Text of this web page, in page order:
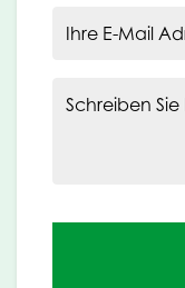
Ihre E-Mail
Schreiben